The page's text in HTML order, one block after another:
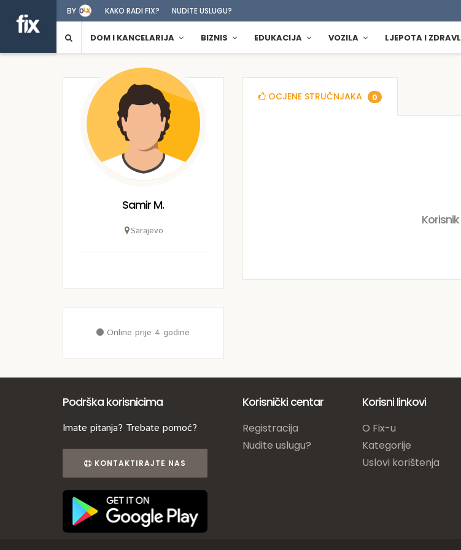
BY KAKO RADI FIX? NUDITE USLUGU?
DOM I KANCELARIJA BIZNIS EDUKACIJA VOZILA LJEPOTA I
Samir M.
Sarajevo
Online prije 4 godine
OCJENE STRUČNJAKA 0
Podrška korisnicima
Imate pitanja? Trebate pomoć?
KONTAKTIRAJTE NAS
Korisnički centar
Registracija
Nudite uslugu?
Korisni linkovi
O Fix-u
Kategorije
Uslovi korištenja